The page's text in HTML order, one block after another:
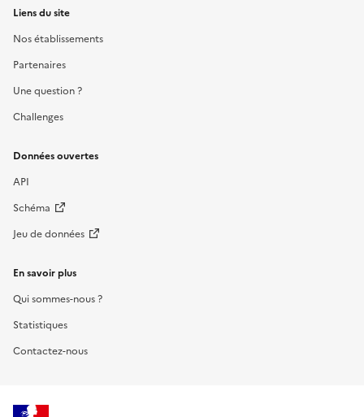
Liens du site
Nos établissements
Partenaires
Une question ?
Challenges
Données ouvertes
API
Schéma
Jeu de données
En savoir plus
Qui sommes-nous ?
Statistiques
Contactez-nous